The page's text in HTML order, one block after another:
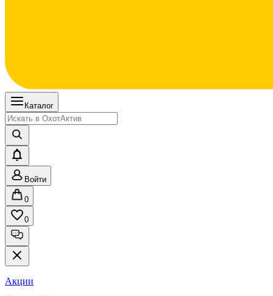
Каталог
Войти
0
0
Акции